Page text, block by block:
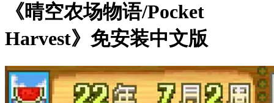
《晴空农场物语/Pocket
Harvest》免安装中文版